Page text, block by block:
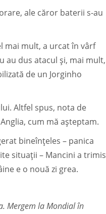
ale căror baterii s-au
mai mult, a urcat în vârf
au dus atacul și, mai mult,
de un Jorginho
Altfel spus, nota de
cum mă așteptam.
bineînțeles – panica
situații – Mancini a trimis
e o nouă zi grea.
Mergem la Mondial în